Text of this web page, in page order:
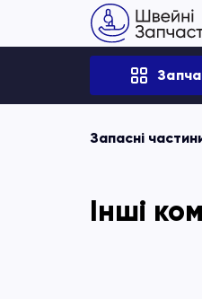
Запасні
Інші